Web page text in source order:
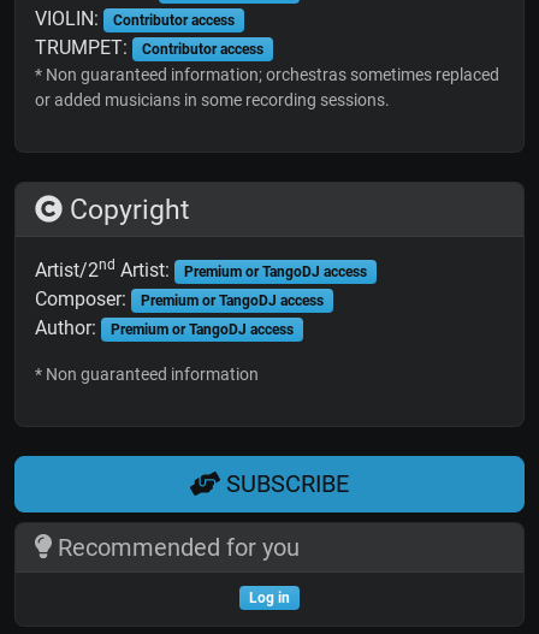
VIOLIN: Contributor access
TRUMPET: Contributor access
* Non guaranteed information; orchestras sometimes replaced
or added musicians in some recording sessions.
Copyright
Artist/2nd Artist: Premium or TangoDJ access
Composer: Premium or TangoDJ access
Author: Premium or TangoDJ access
* Non guaranteed information
SUBSCRIBE
Recommended for you
Log in